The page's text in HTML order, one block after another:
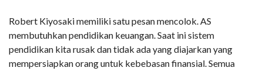
Robert Kiyosaki memiliki satu pesan mencolok. AS
membutuhkan pendidikan keuangan. Saat ini sistem
pendidikan kita rusak dan tidak ada yang diajarkan yang
mempersiapkan orang untuk kebebasan finansial. Semua